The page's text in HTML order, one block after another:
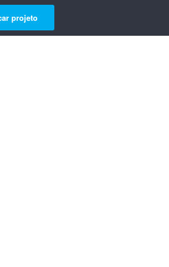
projeto